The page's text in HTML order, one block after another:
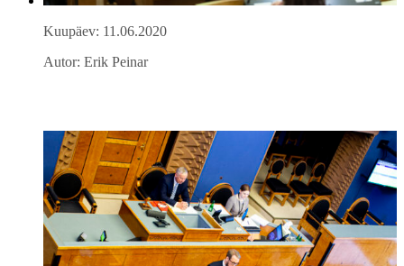
Kuupäev: 11.06.2020
Autor: Erik Peinar